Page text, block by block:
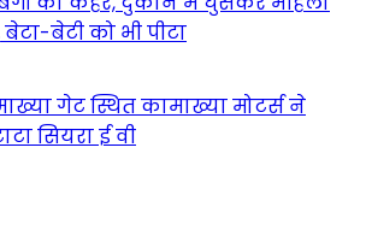
बेटी को भी पीटा
गेट स्थित कामाख्या मोटर्स ने
सियरा ई वी